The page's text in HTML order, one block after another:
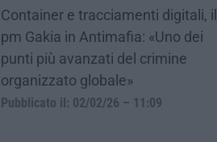
Container e tracciamenti digitali, il
pm Gakia in Antimafia: «Uno dei
punti più avanzati del crimine
organizzato globale»
Pubblicato il: 02/02/26 – 11:09